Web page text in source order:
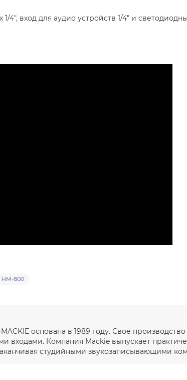
4", вход для аудио устройств 1/4" и
HM-800
основана в 1989 году. Свое
Компания Mackie выпускает
студийными звукозаписывающими